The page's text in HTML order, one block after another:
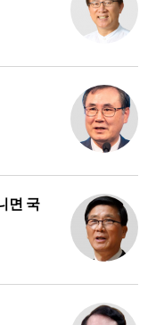
면 국